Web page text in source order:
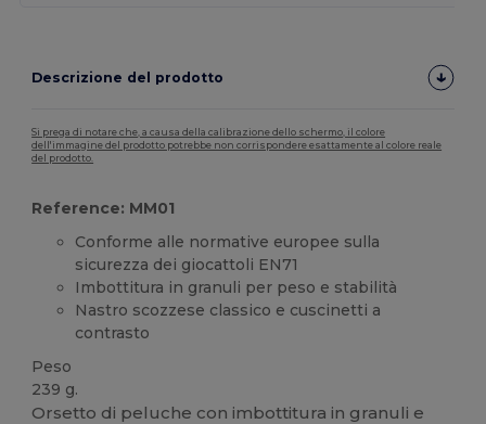
Descrizione del prodotto
Si prega di notare che, a causa della calibrazione dello schermo, il colore
dell'immagine del prodotto potrebbe non corrispondere esattamente al colore reale
del prodotto.
Reference: MM01
Conforme alle normative europee sulla
sicurezza dei giocattoli EN71
Imbottitura in granuli per peso e stabilità
Nastro scozzese classico e cuscinetti a
contrasto
Peso
239 g.
Orsetto di peluche con imbottitura in granuli e